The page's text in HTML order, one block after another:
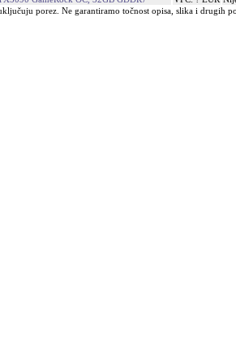
porez. Ne garantiramo točnost opisa, slika i drugih